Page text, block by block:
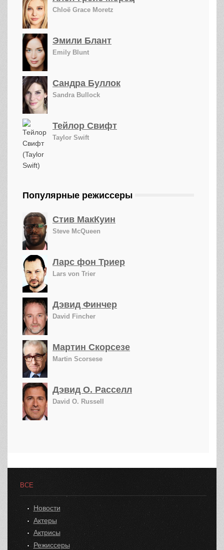
Chloë Grace Moretz
Эмили Блант
Emily Blunt
Сандра Буллок
Sandra Bullock
Тейлор Свифт
Taylor Swift
Популярные режиссеры
Стив МакКуин
Steve McQueen
Ларс фон Триер
Lars von Trier
Дэвид Финчер
David Fincher
Мартин Скорсезе
Martin Scorsese
Дэвид О. Расселл
David O. Russell
ВСЕ
Новости
Актеры
Актрисы
Режиссеры